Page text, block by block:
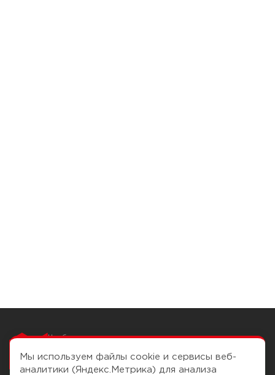
Чтобы вам легко
Мы используем файлы cookie и сервисы веб-
аналитики (Яндекс.Метрика) для анализа